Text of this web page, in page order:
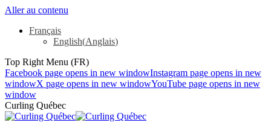
Aller au contenu
Français
English(Anglais)
Top Right Menu (FR)
Facebook page opens in new windowInstagram page opens in new
windowX page opens in new windowYouTube page opens in new
window
Curling Québec